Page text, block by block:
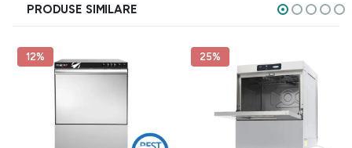
PRODUSE SIMILARE
12% 25%